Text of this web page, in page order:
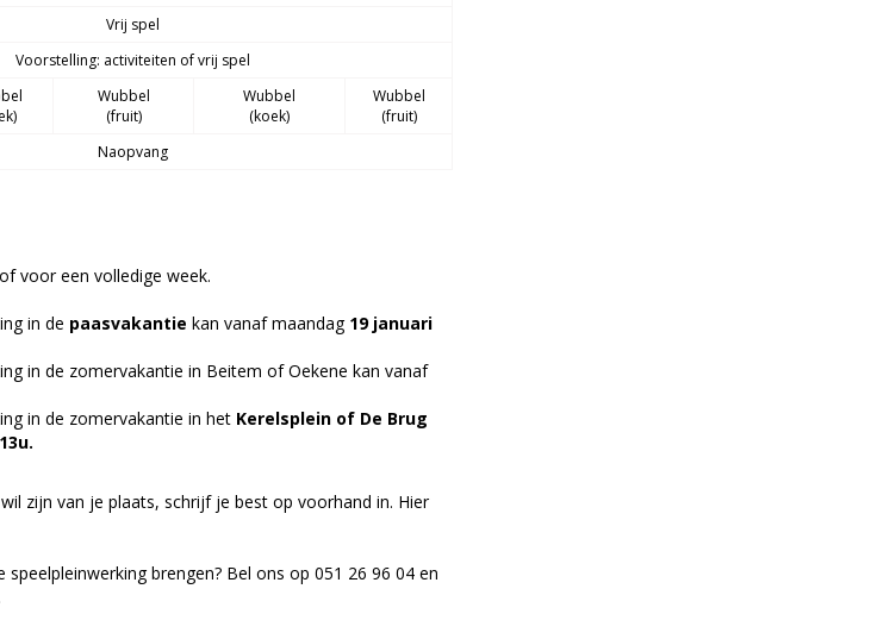
Vrij spel
Voorstelling: activiteiten of vrij spel
Wubbel
​(fruit)
Wubbel
​(koek)
Wubbel
​(fruit)
Naopvang
voor een volledige week.
in de paasvakantie kan vanaf maandag 19 januari
in de zomervakantie in Beitem of Oekene kan vanaf
in de zomervakantie in het Kerelsplein of De Brug
zijn van je plaats, schrijf je best op voorhand in. Hier
brengen? Bel ons op 051 26 96 04 en